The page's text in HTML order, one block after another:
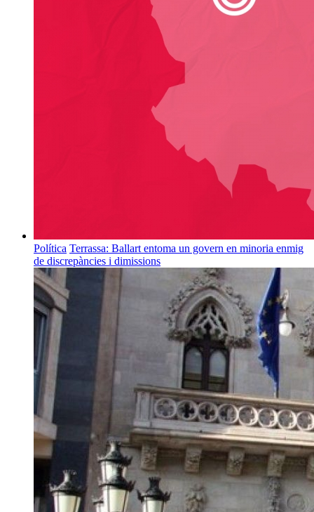
Política Terrassa: Ballart entoma un govern en minoria enmig
de discrepàncies i dimissions